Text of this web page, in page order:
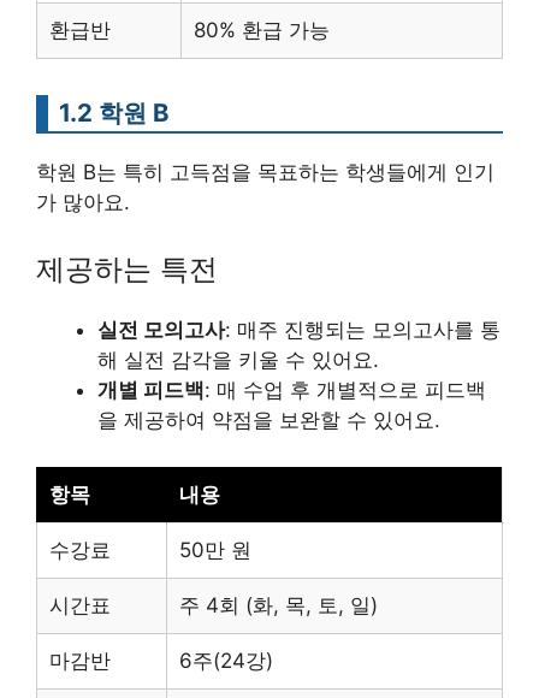
환급반 80% 환급 가능
1.2 학원 B
학원 B는 특히 고득점을 목표하는 학생들에게 인기
가 많아요.
제공하는 특전
실전 모의고사: 매주 진행되는 모의고사를 통
해 실전 감각을 키울 수 있어요.
개별 피드백: 매 수업 후 개별적으로 피드백
을 제공하여 약점을 보완할 수 있어요.
항목 내용
수강료 50만 원
시간표 주 4회 (화, 목, 토, 일)
마감반 6주(24강)